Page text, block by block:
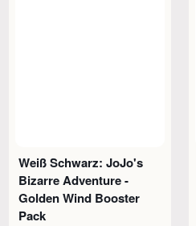
Weiß Schwarz: JoJo's
Bizarre Adventure -
Golden Wind Booster
Pack